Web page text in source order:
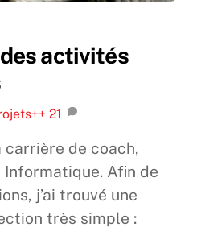
activités
21
carrière de coach,
Informatique. Afin de
j’ai trouvé une
très simple :